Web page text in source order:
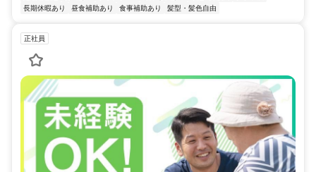
長期休暇あり
昼食補助あり 食事補助あり 髪型・髪色自由
正社員